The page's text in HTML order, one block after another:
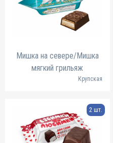
Мишка на севере/Мишка
мягкий грильяж
Крупская
2 шт.